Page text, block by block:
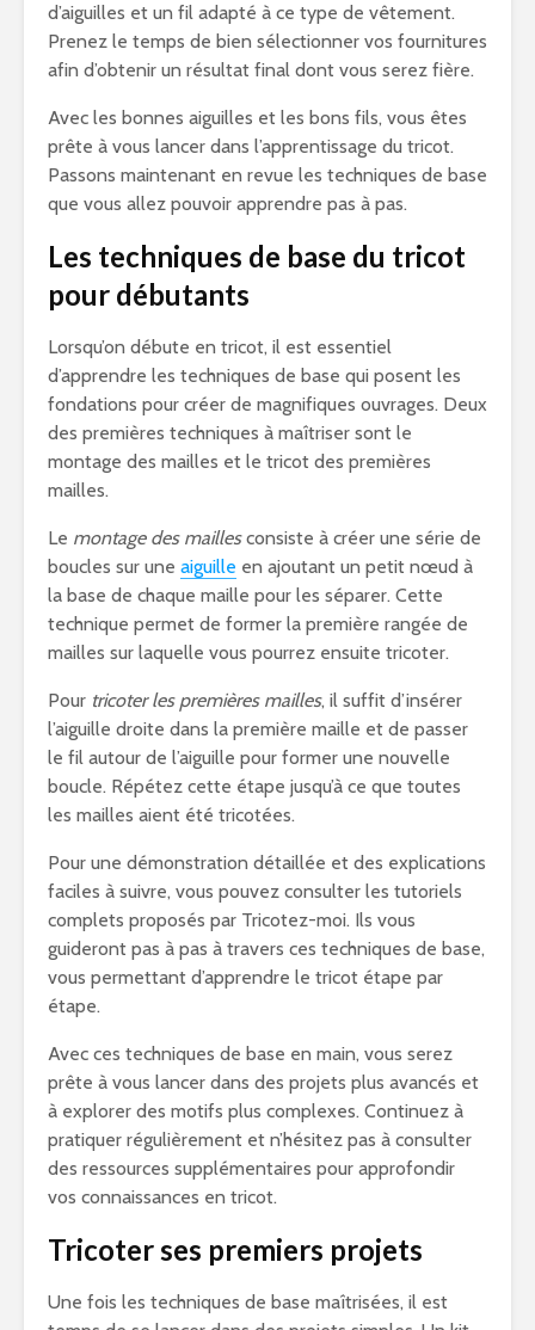
d’aiguilles et un fil adapté à ce type de vêtement.
Prenez le temps de bien sélectionner vos fournitures
afin d’obtenir un résultat final dont vous serez fière.
Avec les bonnes aiguilles et les bons fils, vous êtes
prête à vous lancer dans l’apprentissage du tricot.
Passons maintenant en revue les techniques de base
que vous allez pouvoir apprendre pas à pas.
Les techniques de base du tricot
pour débutants
Lorsqu’on débute en tricot, il est essentiel
d’apprendre les techniques de base qui posent les
fondations pour créer de magnifiques ouvrages. Deux
des premières techniques à maîtriser sont le
montage des mailles et le tricot des premières
mailles.
Le montage des maillesconsiste à créer une série de
boucles sur une aiguille en ajoutant un petit nœud à
la base de chaque maille pour les séparer. Cette
technique permet de former la première rangée de
mailles sur laquelle vous pourrez ensuite tricoter.
Pour tricoter les premières mailles, il suffit d’insérer
l’aiguille droite dans la première maille et de passer
le fil autour de l’aiguille pour former une nouvelle
boucle. Répétez cette étape jusqu’à ce que toutes
les mailles aient été tricotées.
Pour une démonstration détaillée et des explications
faciles à suivre, vous pouvez consulter les tutoriels
complets proposés par Tricotez-moi. Ils vous
guideront pas à pas à travers ces techniques de base,
vous permettant d’apprendre le tricot étape par
étape.
Avec ces techniques de base en main, vous serez
prête à vous lancer dans des projets plus avancés et
à explorer des motifs plus complexes. Continuez à
pratiquer régulièrement et n’hésitez pas à consulter
des ressources supplémentaires pour approfondir
vos connaissances en tricot.
Tricoter ses premiers projets
Une fois les techniques de base maîtrisées, il est